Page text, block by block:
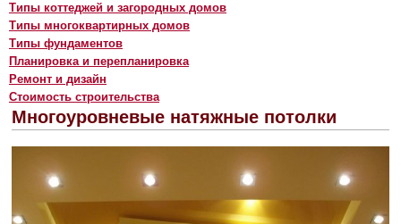
Типы коттеджей и загородных домов
Типы многоквартирных домов
Типы фундаментов
Планировка и перепланировка
Ремонт и дизайн
Стоимость строительства
Многоуровневые натяжные потолки